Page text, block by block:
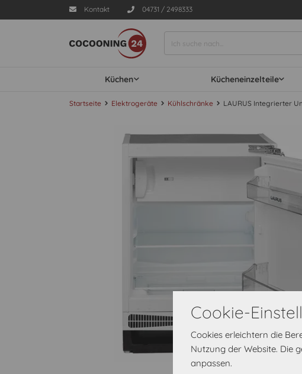
Cookie-
Cookies erleichtern die
Nutzung der Website. Die
anpassen.
Kontakt 04731 / 2498333
Küchen Kücheneinzelteile
Startseite Elektrogeräte Kühlschränke LAURUS Integrierter